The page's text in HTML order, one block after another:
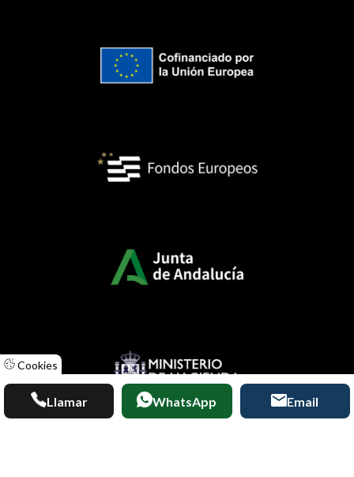
Cookies
Llamar WhatsApp Email